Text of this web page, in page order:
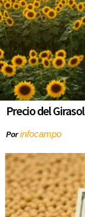
Precio del
Porinfocampo